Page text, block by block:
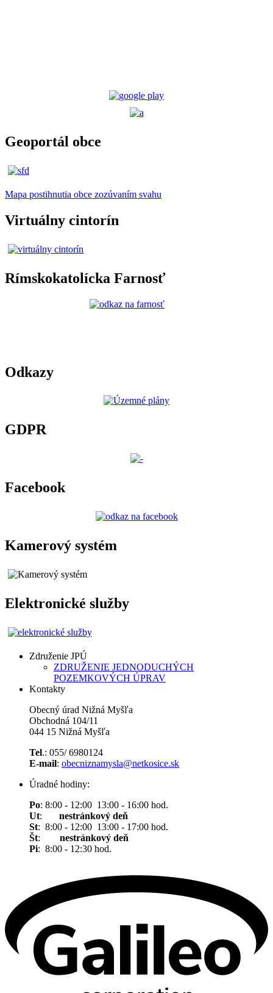
Geoportál obce
Mapa postihnutia obce zozúvaním svahu
Virtuálny cintorín
Rímskokatolícka Farnosť
Odkazy
GDPR
Facebook
Kamerový systém
Elektronické služby
Združenie JPÚ
ZDRUŽENIE JEDNODUCHÝCH
POZEMKOVÝCH ÚPRAV
Kontakty
Obecný úrad Nižná Myšľa
Obchodná 104/11
044 15 Nižná Myšľa
Tel.: 055/ 6980124
E-mail: obecniznamysla@netkosice.sk
Úradné hodiny:
Po: 8:00 - 12:00 13:00 - 16:00 hod.
Ut:
nestránkový deň
St: 8:00 - 12:00 13:00 - 17:00 hod.
Št: nestránkový deň
Pi: 8:00 - 12:30 hod.